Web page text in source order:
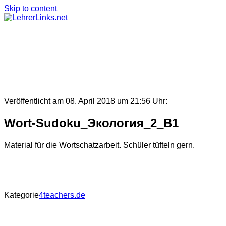
Skip to content
Veröffentlicht am 08. April 2018 um 21:56 Uhr:
Wort-Sudoku_Экология_2_B1
Material für die Wortschatzarbeit. Schüler tüfteln gern.
Kategorie4teachers.de